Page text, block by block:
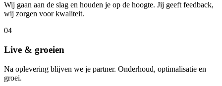
Wij gaan aan de slag en houden je op de hoogte. Jij geeft feedback,
wij zorgen voor kwaliteit.
04
Live & groeien
Na oplevering blijven we je partner. Onderhoud, optimalisatie en
groei.